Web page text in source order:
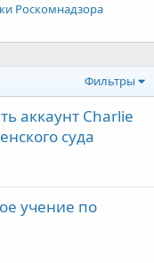
Роскомнадзора
Фильтры
аккаунт Charlie
суда
учение по